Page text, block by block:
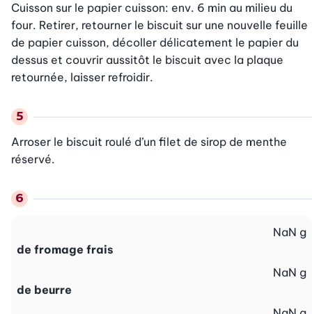
Cuisson sur le papier cuisson: env. 6 min au milieu du
four. Retirer, retourner le biscuit sur une nouvelle feuille
de papier cuisson, décoller délicatement le papier du
dessus et couvrir aussitôt le biscuit avec la plaque
retournée, laisser refroidir.
Arroser le biscuit roulé d’un filet de sirop de menthe
réservé.
de fromage frais
NaN g
de beurre
NaN g